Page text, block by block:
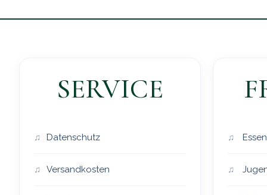
SERVICE
Datenschutz
Versandkosten